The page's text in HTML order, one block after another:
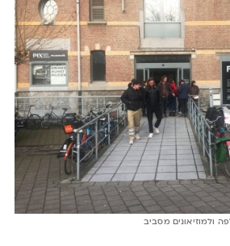
ולמוזיאונים מסביב